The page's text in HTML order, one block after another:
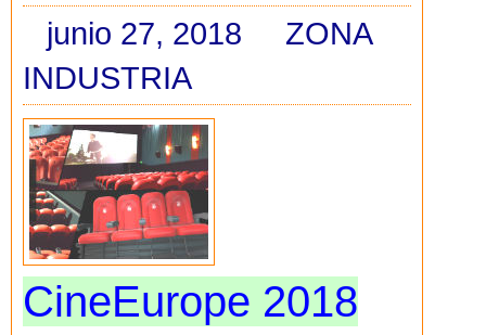
junio 27, 2018
ZONA
INDUSTRIA
CineEurope 2018